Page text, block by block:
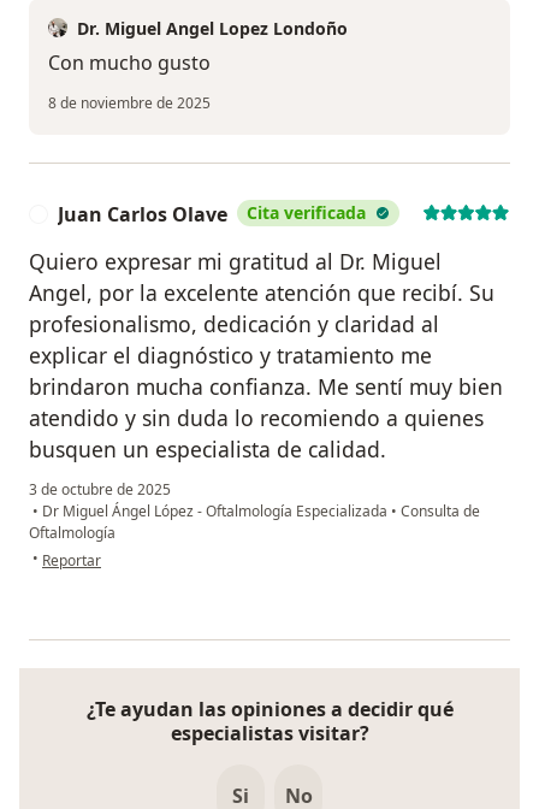
Dr. Miguel Angel Lopez Londoño
Con mucho gusto
8 de noviembre de 2025
Juan Carlos Olave Cita verificada
Quiero expresar mi gratitud al Dr. Miguel
Angel, por la excelente atención que recibí. Su
profesionalismo, dedicación y claridad al
explicar el diagnóstico y tratamiento me
brindaron mucha confianza. Me sentí muy bien
atendido y sin duda lo recomiendo a quienes
busquen un especialista de calidad.
3 de octubre de 2025
• Dr Miguel Ángel López - Oftalmología Especializada • Consulta de
Oftalmología
• en opinión del usuario Juan Carlos Olave
Reportar
¿Te ayudan las opiniones a decidir qué
especialistas visitar?
Si No